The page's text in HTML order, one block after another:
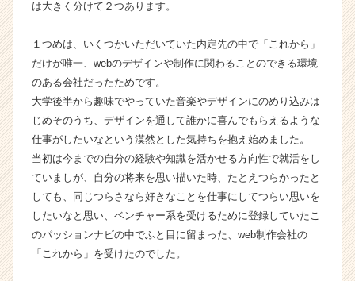
届
就
活
サ
イ
ト
チ
ア
キ
ャ
リ
ア
（C
h
は大きく分けて２つあります。
１つめは、いくつかいただいていた内定先の中で「これから」
だけが唯一、webのデザインや制作に関わることのできる環境
のある会社だったためです。
大学後半から趣味でやっていた音楽やデザインにのめり込みは
じめそのうち、デザインを通して誰かに喜んでもらえるような
仕事がしたいなという漠然とした気持ちを抱え始めました。
当初は今までの自分の経験や知識を活かせる方向性で就活をし
ていましが、自分の将来を思い描いた時、たとえつらかったと
しても、同じつらさなら好きなことを仕事にしてつらい思いを
したいなと思い、ベンチャー系を受けるために登録していたこ
のパッションナビの中でふと目に留まった、web制作会社の
「これから」を受けたのでした。